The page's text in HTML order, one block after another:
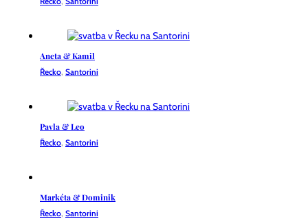
Aneta & Kamil
Řecko, Santorini
Pavla & Leo
Řecko, Santorini
Markéta & Dominik
Řecko, Santorini